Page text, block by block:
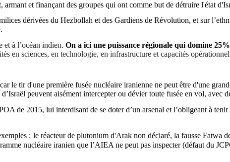
et finançant des groupes qui ont comme but de détruire l'état
dérivées du Hezbollah et des Gardiens de Révolution, et sur
et à l’océan indien. On a ici une puissance régionale qui domine
en sciences, en technologie, en infrastructure et capacités
le tir d'une première fusée nucléaire iranienne ne peut être d'une
peuvent aisément intercepter ou dévier toute fusée en vol, avec
de 2015, lui interdisant de se doter d’un arsenal et l’obligeant à
: le réacteur de plutonium d'Arak non déclaré, la fausse Fatwa
nucléaire iranien que l’AIEA ne peut pas inspecter (défaut du